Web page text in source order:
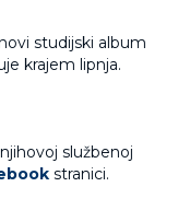
studijski album
krajem lipnja.
službenoj
stranici.